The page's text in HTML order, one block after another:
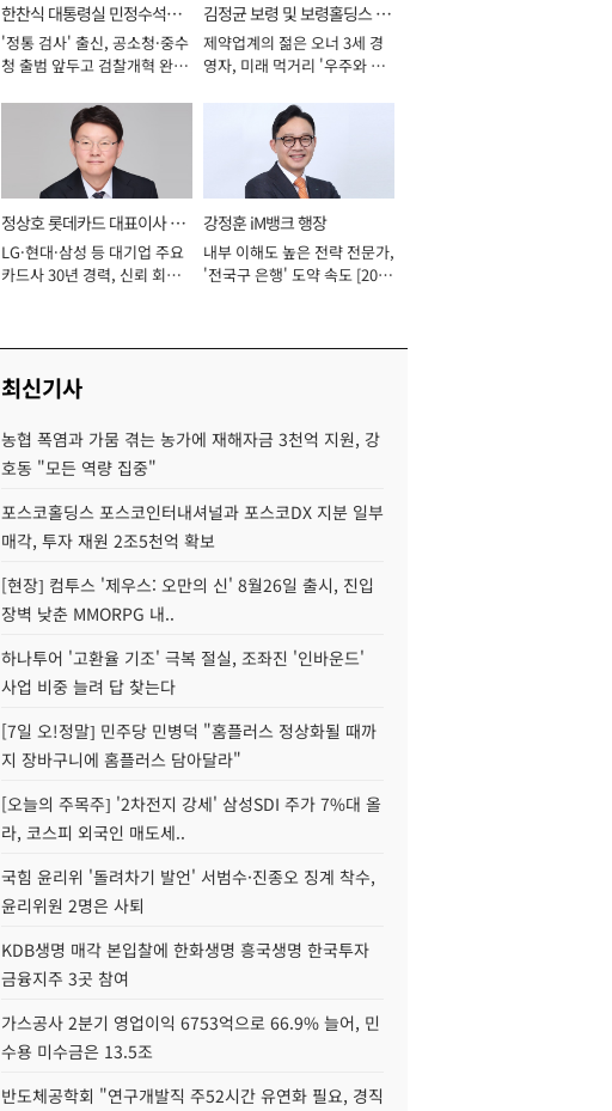
한찬식 대통령실 민정수석비
서관
'정통 검사' 출신, 공소청·중수
청 출범 앞두고 검찰개혁 완수
김정균 보령 및 보령홀딩스 대
표이사 사장
제약업계의 젊은 오너 3세 경
영자, 미래 먹거리 '우주와 헬
정상호 롯데카드 대표이사 사
장
LG·현대·삼성 등 대기업 주요
카드사 30년 경력, 신뢰 회복
강정훈 iM뱅크 행장
내부 이해도 높은 전략 전문가,
'전국구 은행' 도약 속도 [2026
최신기사
농협 폭염과 가뭄 겪는 농가에 재해자금 3천억 지원, 강
호동 "모든 역량 집중"
포스코홀딩스 포스코인터내셔널과 포스코DX 지분 일부
매각, 투자 재원 2조5천억 확보
[현장] 컴투스 '제우스: 오만의 신' 8월26일 출시, 진입
장벽 낮춘 MMORPG 내..
하나투어 '고환율 기조' 극복 절실, 조좌진 '인바운드'
사업 비중 늘려 답 찾는다
[7일 오!정말] 민주당 민병덕 "홈플러스 정상화될 때까
지 장바구니에 홈플러스 담아달라"
[오늘의 주목주] '2차전지 강세' 삼성SDI 주가 7%대 올
라, 코스피 외국인 매도세..
국힘 윤리위 '돌려차기 발언' 서범수·진종오 징계 착수,
윤리위원 2명은 사퇴
KDB생명 매각 본입찰에 한화생명 흥국생명 한국투자
금융지주 3곳 참여
가스공사 2분기 영업이익 6753억으로 66.9% 늘어, 민
수용 미수금은 13.5조
반도체공학회 "연구개발직 주52시간 유연화 필요, 경직